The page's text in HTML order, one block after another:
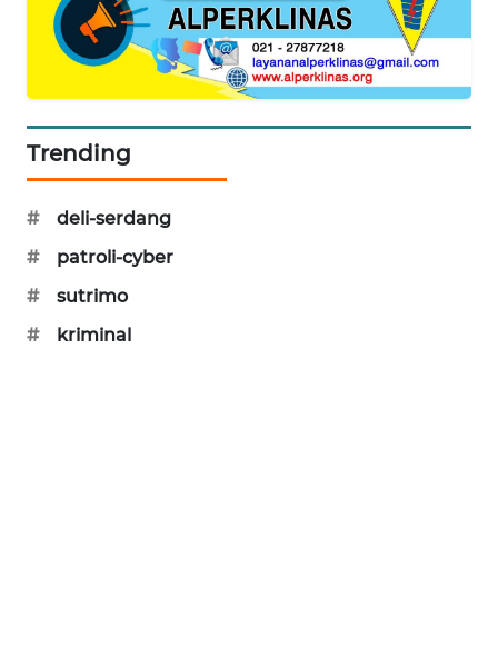
Trending
#
deli-serdang
#
patroli-cyber
#
sutrimo
#
kriminal
LPKKI
KOPEKLIN
KONSUMEN
ALPERKLINAS